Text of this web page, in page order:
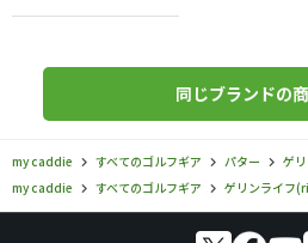
同じブランドの
my caddie すべてのゴルフギア パター ゲ
my caddie
すべてのゴルフギア ゲリンライフ